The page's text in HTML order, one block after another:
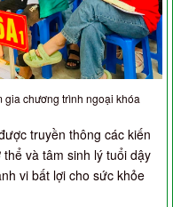
gia chương trình ngoại khóa
truyền thông các kiến
và tâm sinh lý tuổi dậy
vi bất lợi cho sức khỏe